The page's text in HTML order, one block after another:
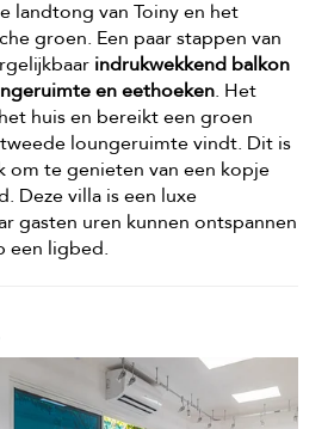
landtong van Toiny en het
groen. Een paar stappen van
indrukwekkend balkon
en eethoeken. Het
huis en bereikt een groen
loungeruimte vindt. Dit is
om te genieten van een kopje
Deze villa is een luxe
gasten uren kunnen ontspannen
een ligbed.